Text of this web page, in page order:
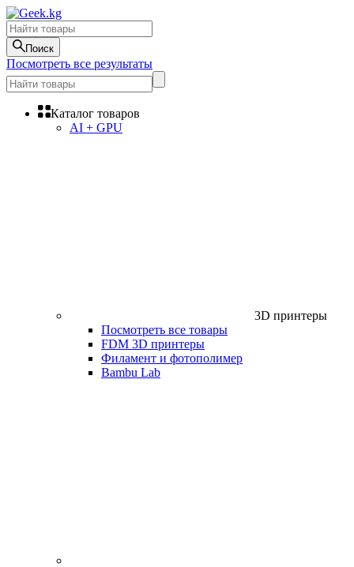
Поиск
Посмотреть все результаты
Каталог товаров
AI + GPU
3D принтеры
Посмотреть все товары
FDM 3D принтеры
Филамент и фотополимер
Bambu Lab